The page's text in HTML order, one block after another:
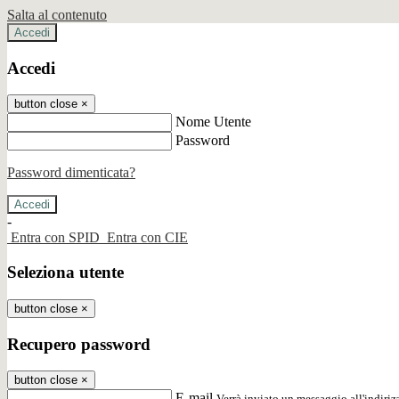
Salta al contenuto
Accedi
Accedi
button close ×
Nome Utente
Password
Password dimenticata?
-
Entra con SPID Entra con CIE
Seleziona utente
button close ×
Recupero password
button close ×